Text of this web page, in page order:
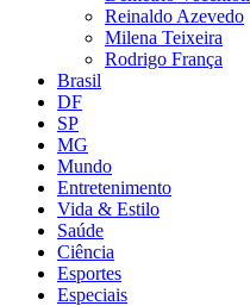
Reinaldo Azevedo
Milena Teixeira
Rodrigo França
Brasil
DF
SP
MG
Mundo
Entretenimento
Vida & Estilo
Saúde
Ciência
Esportes
Especiais